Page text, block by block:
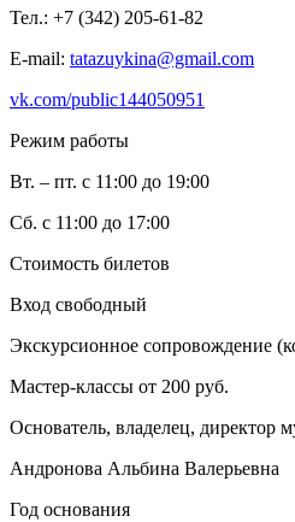
Тел.: +7 (342) 205-61-82
E-mail: tatazuykina@gmail.com
vk.com/public144050951
Режим работы
Вт. – пт. с 11:00 до 19:00
Сб. с 11:00 до 17:00
Стоимость билетов
Вход свободный
Экскурсионное сопровождение
Мастер-классы от 200 руб.
Основатель, владелец, директор
Андронова Альбина Валерьевна
Год основания